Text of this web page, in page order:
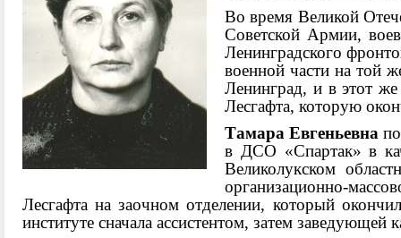
Во время Великой
Советской Армии,
Ленинградского
военной части на той
Ленинград, и в этот
Лесгафта, которую
Тамара Евгеньевна
в ДСО «Спартак» в
Великолукском
организационно-
Лесгафта на заочном отделении, который
институте сначала ассистентом, затем